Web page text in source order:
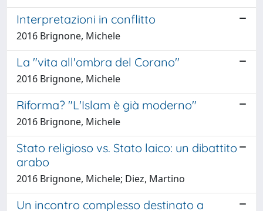
Interpretazioni in conflitto
2016 Brignone, Michele
La "vita all'ombra del Corano"
2016 Brignone, Michele
Riforma? "L'Islam è già moderno"
2016 Brignone, Michele
Stato religioso vs. Stato laico: un dibattito
arabo
2016 Brignone, Michele; Diez, Martino
Un incontro complesso destinato a